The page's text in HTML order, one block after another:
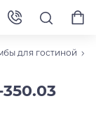
для гостиной